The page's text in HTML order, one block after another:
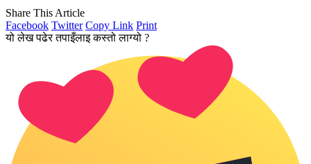
Share This Article
Facebook Twitter Copy Link Print
यो लेख पढेर तपाइँलाइ कस्तो लाग्यो ?